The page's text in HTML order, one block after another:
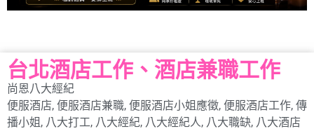
台北酒店工作、酒店兼職工作
尚恩八大經紀
便服酒店, 便服酒店兼職, 便服酒店小姐應徵, 便服酒店工作, 傳
播小姐 , 八大打工, 八大經紀, 八大經紀人, 八大職缺, 八大酒店